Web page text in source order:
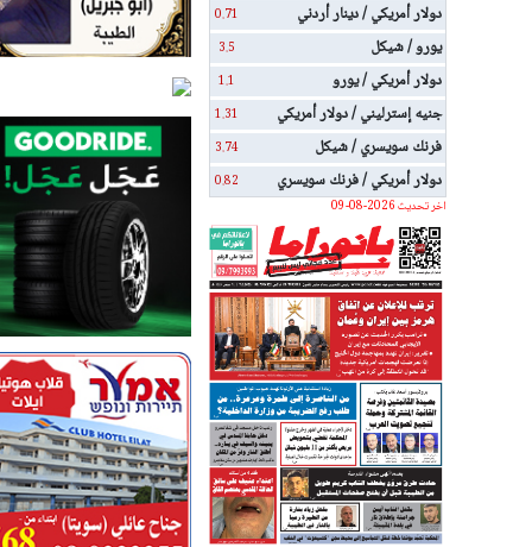
دولار أمريكي / دينار أردني 0.71
يورو / شيكل 3.5
دولار أمريكي / يورو 1.1
جنيه إسترليني / دولار أمريكي 1.31
فرنك سويسري / شيكل 3.74
دولار أمريكي / فرنك سويسري
0.82
اخر تحديث 2026-08-09